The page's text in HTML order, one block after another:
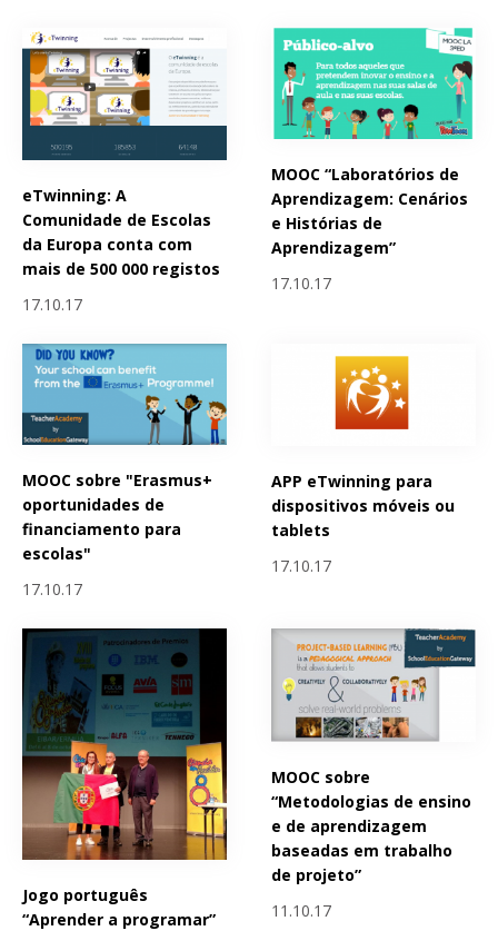
eTwinning: A
Comunidade de Escolas
da Europa conta com
mais de 500 000 registos
17.10.17
MOOC “Laboratórios de
Aprendizagem: Cenários
e Histórias de
Aprendizagem”
17.10.17
MOOC sobre "Erasmus+
oportunidades de
financiamento para
escolas"
17.10.17
APP eTwinning para
dispositivos móveis ou
tablets
17.10.17
Jogo português
“Aprender a programar”
MOOC sobre
“Metodologias de ensino
e de aprendizagem
baseadas em trabalho
de projeto”
11.10.17